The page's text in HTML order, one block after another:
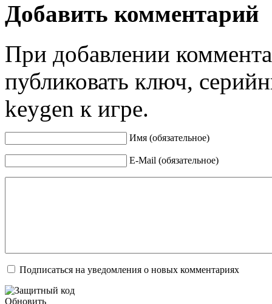
Добавить комментарий
При добавлении
публиковать ключ,
keygen к игре.
Имя (обязательное)
E-Mail (обязательное)
Подписаться на уведомления о новых комментариях
Обновить